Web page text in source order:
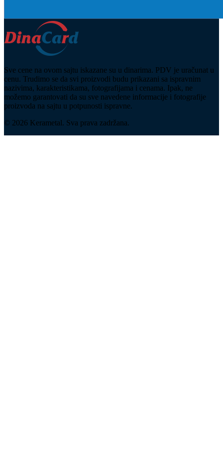
Sve cene na ovom sajtu iskazane su u dinarima. PDV je uračunat u
cenu. Trudimo se da svi proizvodi budu prikazani sa ispravnim
nazivima, karakteristikama, fotografijama i cenama. Ipak, ne
možemo garantovati da su sve navedene informacije i fotografije
proizvoda na sajtu u potpunosti ispravne.
© 2026 Kerametal. Sva prava zadržana.